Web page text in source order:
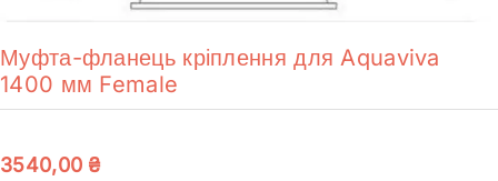
Муфта-фланець кріплення для Aquaviva
1400 мм Female
3540,00 ₴